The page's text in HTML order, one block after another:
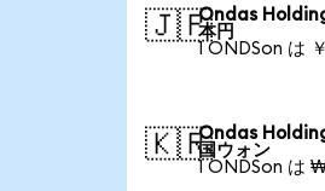
🇯🇵Ondas
本円
1 ONDSon は
🇰🇷Ondas
国ウォン
1 ONDSon は